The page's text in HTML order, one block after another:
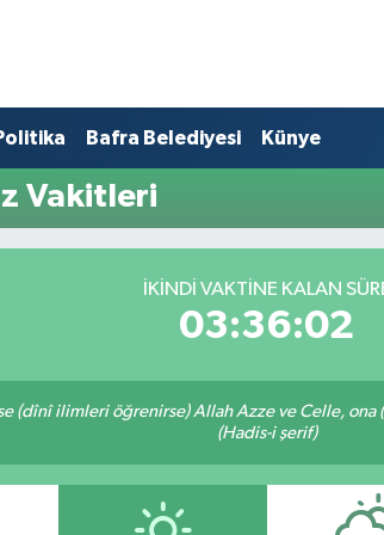
Bafra Belediyesi Künye
Vakitleri
İKINDI VAKTINE KALAN
03:36:02
(dînî ilimleri öğrenirse) Allah Azze ve Celle, ona
(Hadis-i şerif)